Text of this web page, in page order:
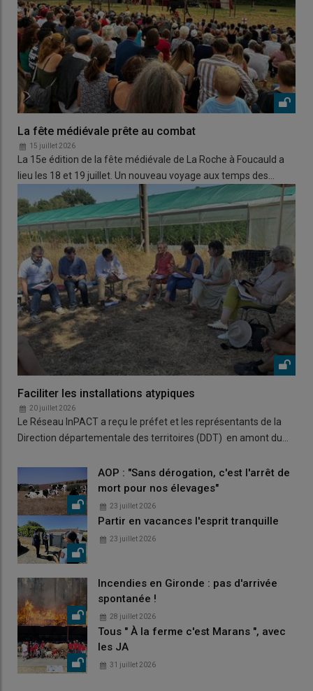
La fête médiévale prête au combat
15 juillet 2026
La 15e édition de la fête médiévale de La Roche à Foucauld a
lieu les 18 et 19 juillet. Un nouveau voyage aux temps des…
Faciliter les installations atypiques
20 juillet 2026
Le Réseau InPACT a reçu le préfet et les représentants de la
Direction départementale des territoires (DDT) en amont du…
AOP : "Sans dérogation, c'est l'arrêt de
mort pour nos élevages"
23 juillet 2026
Partir en vacances l'esprit tranquille
23 juillet 2026
Incendies en Gironde : pas d'arrivée
spontanée !
28 juillet 2026
Tous " À la ferme c'est Marans ", avec
les JA
31 juillet 2026